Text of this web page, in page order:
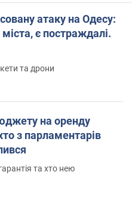
атаку на Одесу:
міста, є постраждалі.
та дрони
на оренду
з парламентарів
та хто нею